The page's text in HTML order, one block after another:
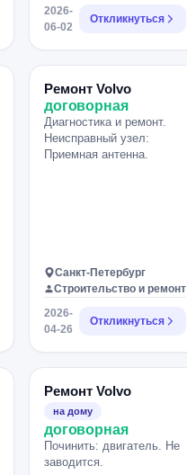
2026-
06-02
Откликнуться
Ремонт Volvo
договорная
Диагностика и ремонт.
Неисправный узел:
Приемная антенна.
Санкт-Петербург
Строительство и ремонт
2026-
04-26
Откликнуться
Ремонт Volvo
на дому
договорная
Починить: двигатель. Не
заводится.